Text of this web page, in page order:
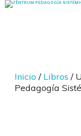
Saltar
Inicio / Libros /
Pedagogía